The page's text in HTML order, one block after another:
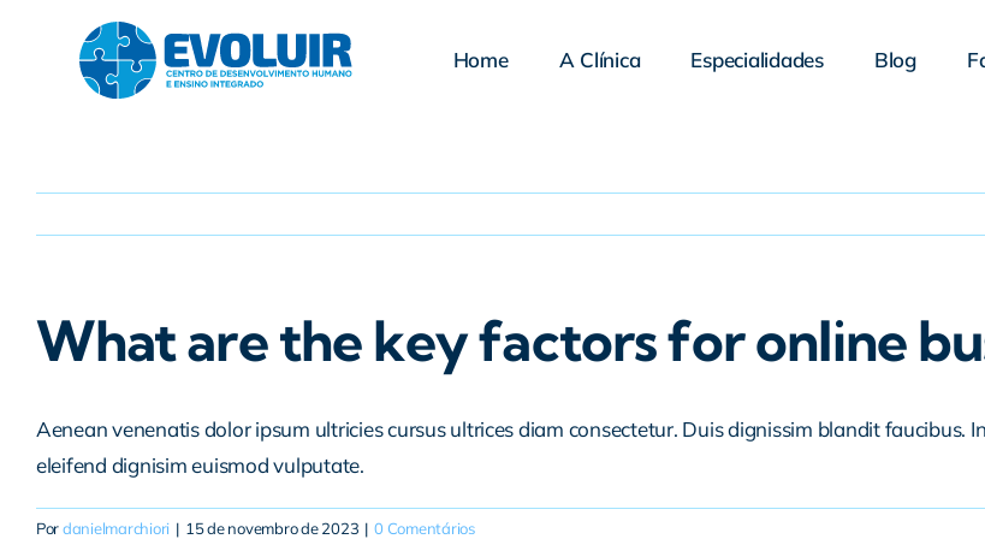
Home A Clínica Especialidades Blog
What are the key factors for online
Aenean venenatis dolor ipsum ultricies cursus ultrices diam consectetur. Duis dignissim blandit
eleifend dignisim euismod vulputate.
Pordanielmarchiori | 15 de novembro de 2023 | 0 Comentários